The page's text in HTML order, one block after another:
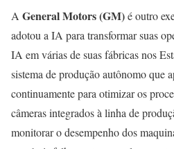
A General Motors (GM)é outro
adotou a IA para transformar suas
IA em várias de suas fábricas nos
sistema de produção autônomo que
continuamente para otimizar os
câmeras integrados à linha de
monitorar o desempenho dos